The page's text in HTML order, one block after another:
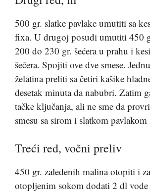
500 gr. slatke pavlake umutiti sa
fixa. U drugoj posudi umutiti 450
200 do 230 gr. šećera u prahu i
šečera. Spojiti ove dve smese.
želatina preliti sa četiri kašike
desetak minuta da nabubri. Zatim
tačke ključanja, ali ne sme da
smesu sa sirom i slatkom
Treći red, vočni preliv
450 gr. zaleđenih malina otopiti i
otopljenim sokom dodati 2 dl